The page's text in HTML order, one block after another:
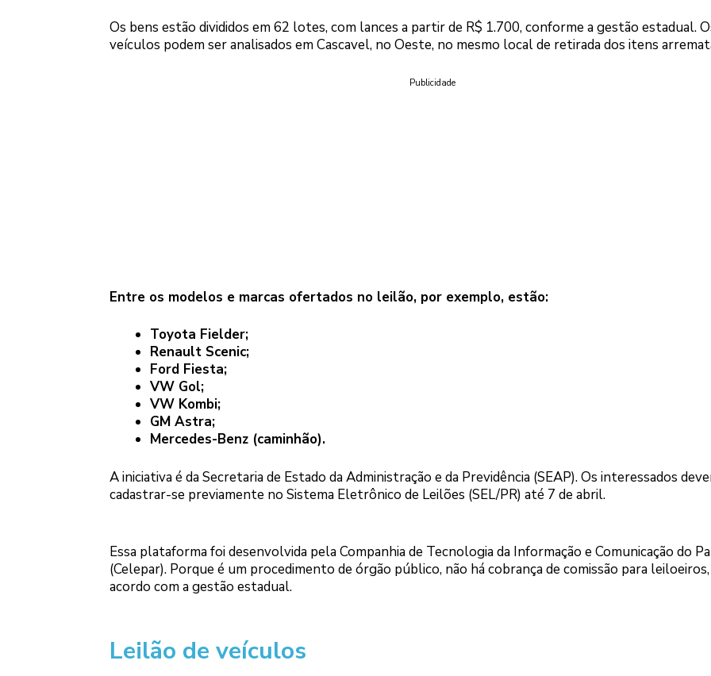
Os bens estão divididos em 62 lotes, com lances a partir de R$ 1.700, conforme a gestão estadual.
veículos podem ser analisados em Cascavel, no Oeste, no mesmo local de retirada dos itens
Publicidade
Entre os modelos e marcas ofertados no leilão, por exemplo, estão:
Toyota Fielder;
Renault Scenic;
Ford Fiesta;
VW Gol;
VW Kombi;
GM Astra;
Mercedes-Benz (caminhão).
A iniciativa é da Secretaria de Estado da Administração e da Previdência (SEAP). Os interessados
cadastrar-se previamente no Sistema Eletrônico de Leilões (SEL/PR) até 7 de abril.
Essa plataforma foi desenvolvida pela Companhia de Tecnologia da Informação e Comunicação do
(Celepar). Porque é um procedimento de órgão público, não há cobrança de comissão para leiloeiros,
acordo com a gestão estadual.
Leilão de veículos